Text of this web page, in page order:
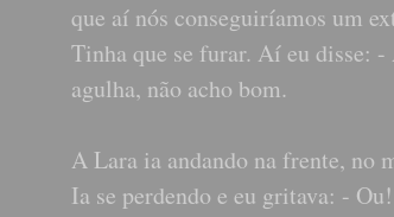
que aí nós conseguiríamos um
Tinha que se furar. Aí eu disse: -
agulha, não acho bom.
A Lara ia andando na frente, no
Ia se perdendo e eu gritava: -